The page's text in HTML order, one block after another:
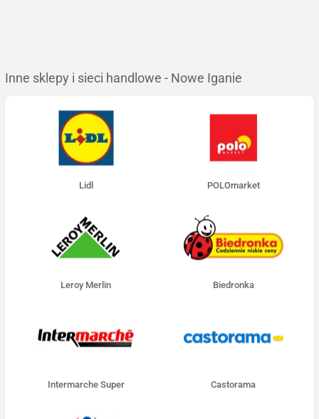
Inne sklepy i sieci handlowe - Nowe Iganie
Lidl POLOmarket
Leroy Merlin Biedronka
Intermarche Super Castorama